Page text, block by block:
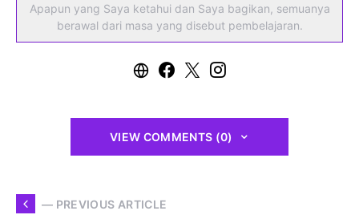
Apapun yang Saya ketahui dan Saya bagikan, semuanya
berawal dari masa yang disebut pembelajaran.
VIEW COMMENTS (0)
— PREVIOUS ARTICLE